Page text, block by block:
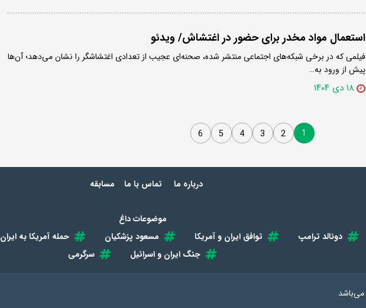
استعمال مواد مخدر برای حضور در اغتشاش/ ویدئو
فیلمی که در برخی شبکه‌های اجتماعی منتشر شده، صحنه‌ای عجیب از تعدادی اغتشاشگر را نشان می‌دهد؛ آن‌ها
پیش از ورود به…
۱۸ دی ۱۴۰۴
1
2
3
4
5
6
درباره ما تماس با ما مسابقه
موضوعات داغ
دونالد ترامپ توافق ایران و آمریکا مسعود پزشکیان حمله آمریکا به ایران
جنگ ایران و اسرائیل
سرگرمی
می‌باشد